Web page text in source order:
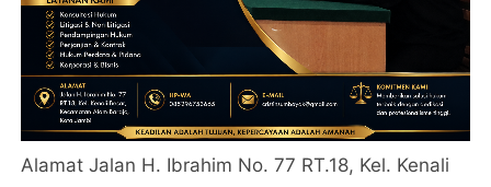
Alamat Jalan H. Ibrahim No. 77 RT.18, Kel. Kenali